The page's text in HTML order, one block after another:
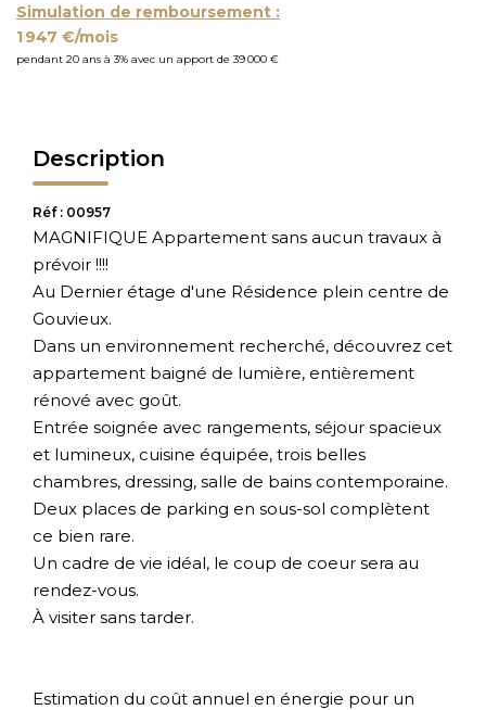
Simulation de remboursement :
1 947 €/mois
pendant 20 ans à 3% avec un apport de 39 000 €
Description
Réf : 00957
MAGNIFIQUE Appartement sans aucun travaux à
prévoir !!!!
Au Dernier étage d'une Résidence plein centre de
Gouvieux.
Dans un environnement recherché, découvrez cet
appartement baigné de lumière, entièrement
rénové avec goût.
Entrée soignée avec rangements, séjour spacieux
et lumineux, cuisine équipée, trois belles
chambres, dressing, salle de bains contemporaine.
Deux places de parking en sous-sol complètent
ce bien rare.
Un cadre de vie idéal, le coup de coeur sera au
rendez-vous.
À visiter sans tarder.
Estimation du coût annuel en énergie pour un